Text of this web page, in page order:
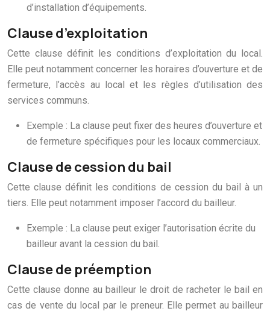
d’installation d’équipements.
Clause d’exploitation
Cette clause définit les conditions d’exploitation du local.
Elle peut notamment concerner les horaires d’ouverture et de
fermeture, l’accès au local et les règles d’utilisation des
services communs.
Exemple : La clause peut fixer des heures d’ouverture et
de fermeture spécifiques pour les locaux commerciaux.
Clause de cession du bail
Cette clause définit les conditions de cession du bail à un
tiers. Elle peut notamment imposer l’accord du bailleur.
Exemple : La clause peut exiger l’autorisation écrite du
bailleur avant la cession du bail.
Clause de préemption
Cette clause donne au bailleur le droit de racheter le bail en
cas de vente du local par le preneur. Elle permet au bailleur